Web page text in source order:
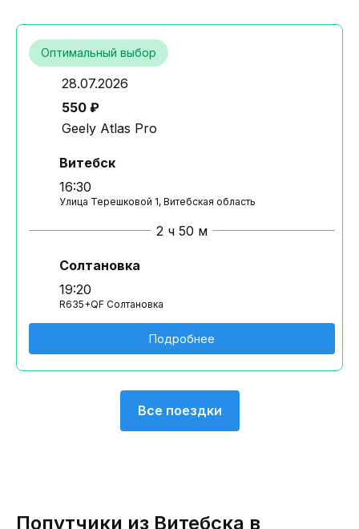
Оптимальный выбор
28.07.2026
550 ₽
Geely Atlas Pro
Витебск
16:30
Улица Терешковой 1, Витебская область
2 ч 50 м
Солтановка
19:20
R635+QF Солтановка
Подробнее
Все поездки
Попутчики из Витебска в